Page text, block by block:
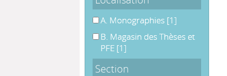
A. Monographies
A. Monographies [1]
B. Magasin des Thèses et PFE
B. Magasin des Thèses et
PFE [1]
Section